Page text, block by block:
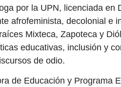
por la UPN, licenciada en
afrofeminista, decolonial e
Mixteca, Zapoteca y
educativas, inclusión y
de odio.
de Educación y Programa